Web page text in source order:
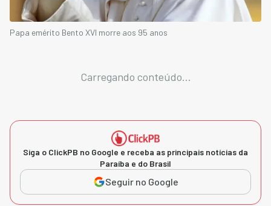
Papa emérito Bento XVI morre aos 95 anos
Carregando conteúdo...
Siga o ClickPB no Google e receba as principais notícias da
Paraíba e do Brasil
Seguir no Google